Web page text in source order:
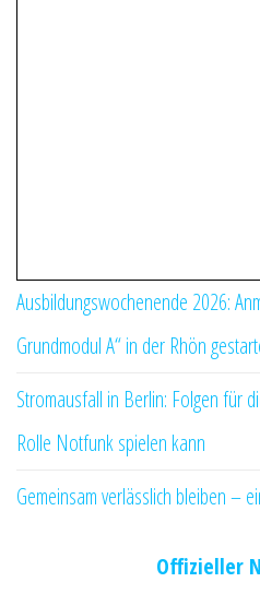
Ausbildungswochenende 2026:
Grundmodul A“ in der Rhön
Stromausfall in Berlin: Folgen für
Rolle Notfunk spielen kann
Gemeinsam verlässlich bleiben –
Offizieller